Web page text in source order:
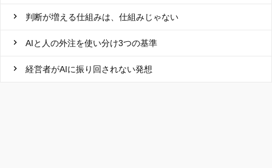
判断が増える仕組みは、仕組みじゃない
AIと人の外注を使い分け3つの基準
経営者がAIに振り回されない発想